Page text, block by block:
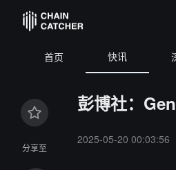
首页 快讯
分享至
彭博社：
2025-05-20 00:03:56